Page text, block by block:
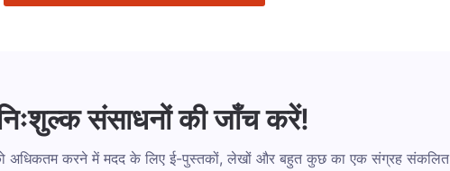
संसाधनों की जाँच करें!
अधिकतम करने में मदद के लिए ई-पुस्तकों, लेखों और बहुत कुछ का एक संग्रह संकलित